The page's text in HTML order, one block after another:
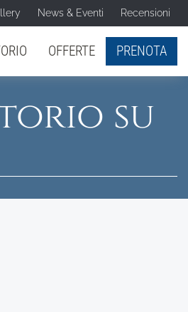
News & Eventi Recensioni
OFFERTE PRENOTA
su